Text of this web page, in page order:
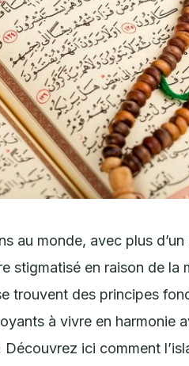
au monde, avec plus d’un
stigmatisé en raison de la
trouvent des principes
à vivre en harmonie
ici comment